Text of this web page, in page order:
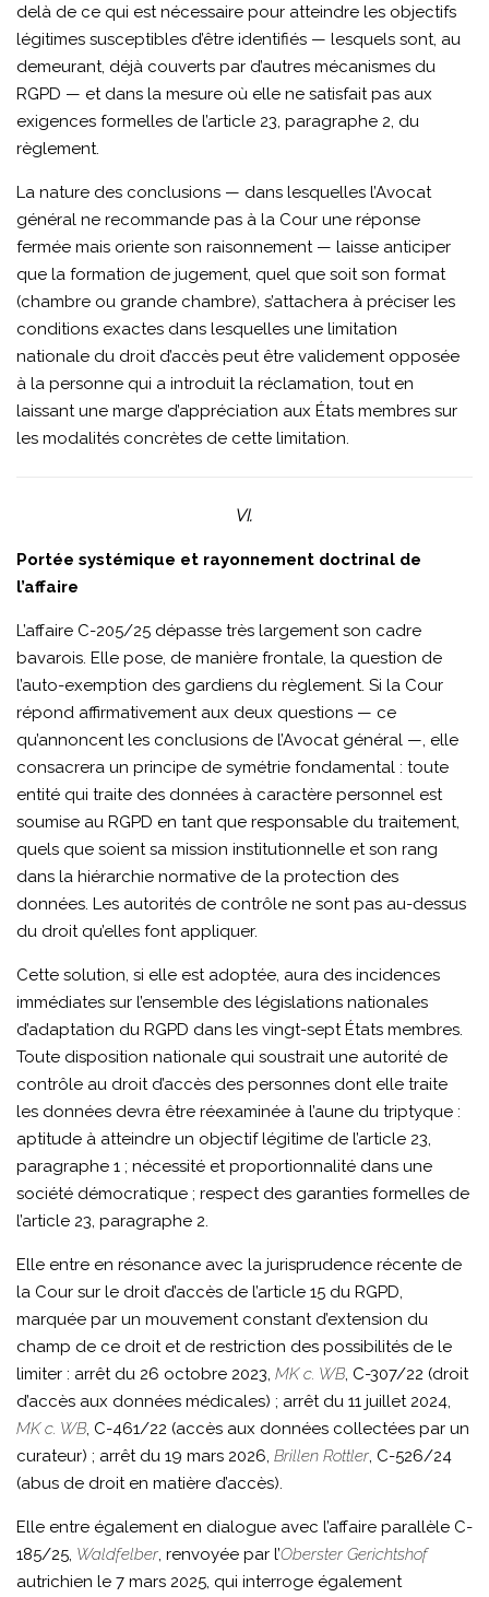
delà de ce qui est nécessaire pour atteindre les objectifs
légitimes susceptibles d’être identifiés — lesquels sont, au
demeurant, déjà couverts par d’autres mécanismes du
RGPD — et dans la mesure où elle ne satisfait pas aux
exigences formelles de l’article 23, paragraphe 2, du
règlement.
La nature des conclusions — dans lesquelles l’Avocat
général ne recommande pas à la Cour une réponse
fermée mais oriente son raisonnement — laisse anticiper
que la formation de jugement, quel que soit son format
(chambre ou grande chambre), s’attachera à préciser les
conditions exactes dans lesquelles une limitation
nationale du droit d’accès peut être validement opposée
à la personne qui a introduit la réclamation, tout en
laissant une marge d’appréciation aux États membres sur
les modalités concrètes de cette limitation.
VI.
Portée systémique et rayonnement doctrinal de
l’affaire
L’affaire C-205/25 dépasse très largement son cadre
bavarois. Elle pose, de manière frontale, la question de
l’auto-exemption des gardiens du règlement. Si la Cour
répond affirmativement aux deux questions — ce
qu’annoncent les conclusions de l’Avocat général —, elle
consacrera un principe de symétrie fondamental : toute
entité qui traite des données à caractère personnel est
soumise au RGPD en tant que responsable du traitement,
quels que soient sa mission institutionnelle et son rang
dans la hiérarchie normative de la protection des
données. Les autorités de contrôle ne sont pas au-dessus
du droit qu’elles font appliquer.
Cette solution, si elle est adoptée, aura des incidences
immédiates sur l’ensemble des législations nationales
d’adaptation du RGPD dans les vingt-sept États membres.
Toute disposition nationale qui soustrait une autorité de
contrôle au droit d’accès des personnes dont elle traite
les données devra être réexaminée à l’aune du triptyque :
aptitude à atteindre un objectif légitime de l’article 23,
paragraphe 1 ; nécessité et proportionnalité dans une
société démocratique ; respect des garanties formelles de
l’article 23, paragraphe 2.
Elle entre en résonance avec la jurisprudence récente de
la Cour sur le droit d’accès de l’article 15 du RGPD,
marquée par un mouvement constant d’extension du
champ de ce droit et de restriction des possibilités de le
limiter : arrêt du 26 octobre 2023, MK c. WB, C-307/22 (droit
d’accès aux données médicales) ; arrêt du 11 juillet 2024,
MK c. WB, C-461/22 (accès aux données collectées par un
curateur) ; arrêt du 19 mars 2026, Brillen Rottler, C-526/24
(abus de droit en matière d’accès).
Elle entre également en dialogue avec l’affaire parallèle C-
185/25, Waldfelber, renvoyée par l’Oberster Gerichtshof
autrichien le 7 mars 2025, qui interroge également